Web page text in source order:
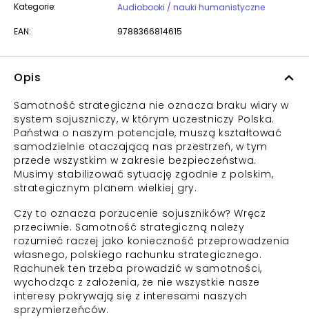
Kategorie:
Audiobooki / nauki humanistyczne
EAN: 9788366814615
Opis
Samotność strategiczna nie oznacza braku wiary w
system sojuszniczy, w którym uczestniczy Polska.
Państwa o naszym potencjale, muszą kształtować
samodzielnie otaczającą nas przestrzeń, w tym
przede wszystkim w zakresie bezpieczeństwa.
Musimy stabilizować sytuację zgodnie z polskim,
strategicznym planem wielkiej gry.
Czy to oznacza porzucenie sojuszników? Wręcz
przeciwnie. Samotność strategiczną należy
rozumieć raczej jako konieczność przeprowadzenia
własnego, polskiego rachunku strategicznego.
Rachunek ten trzeba prowadzić w samotności,
wychodząc z założenia, że nie wszystkie nasze
interesy pokrywają się z interesami naszych
sprzymierzeńców.